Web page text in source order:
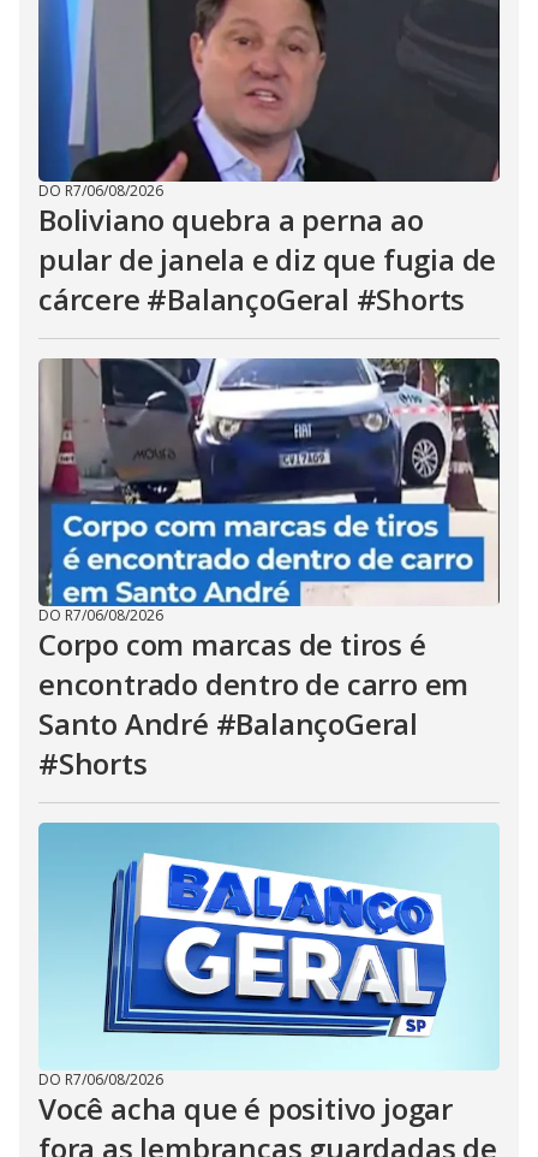
DO R7/06/08/2026
Boliviano quebra a perna ao
pular de janela e diz que fugia de
cárcere #BalançoGeral #Shorts
DO R7/06/08/2026
Corpo com marcas de tiros é
encontrado dentro de carro em
Santo André #BalançoGeral
#Shorts
DO R7/06/08/2026
Você acha que é positivo jogar
fora as lembranças guardadas de